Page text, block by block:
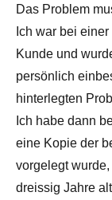
Das Problem
Ich war bei
Kunde und
persönlich
hinterlegten
Ich habe dann
eine Kopie der
vorgelegt
dreissig Jahre